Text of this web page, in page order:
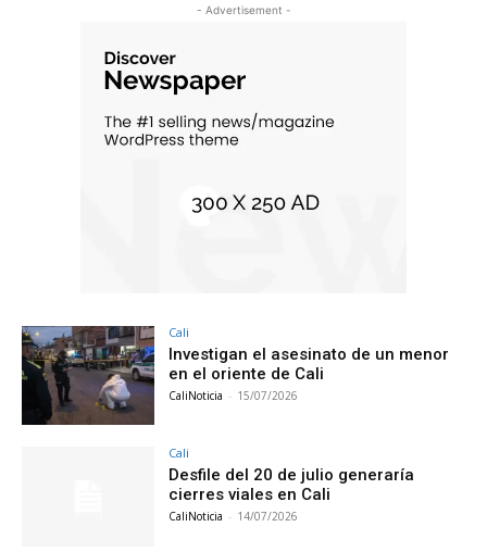
- Advertisement -
Cali
Investigan el asesinato de un menor
en el oriente de Cali
CaliNoticia - 15/07/2026
Cali
Desfile del 20 de julio generaría
cierres viales en Cali
CaliNoticia - 14/07/2026